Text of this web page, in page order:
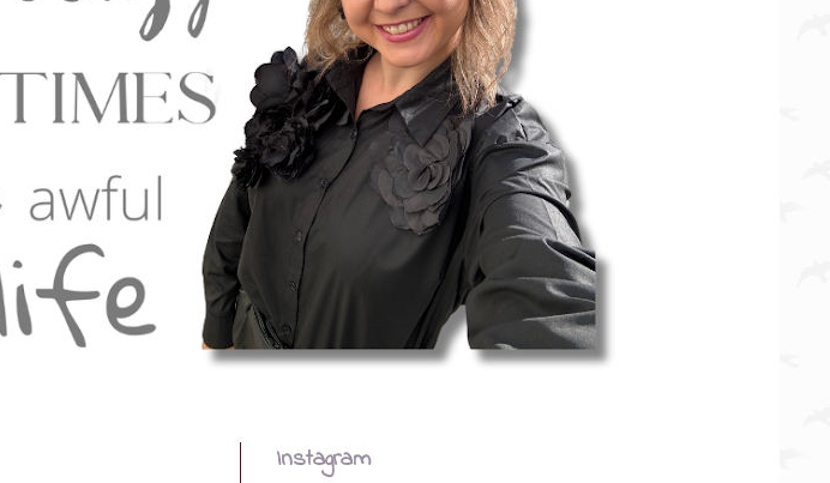
Instagram